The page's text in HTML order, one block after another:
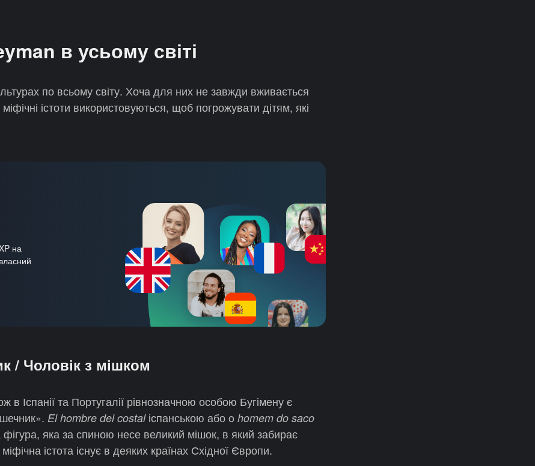
в усьому світі
по всьому світу. Хоча для них не завжди вживається
істоти використовуються, щоб погрожувати дітям, які
на
/ Чоловік з мішком
в Іспанії та Португалії рівнозначною особою Бугімену є
El hombre del costalіспанською або o homem do saco
яка за спиною несе великий мішок, в який забирає
істота існує в деяких країнах Східної Європи.